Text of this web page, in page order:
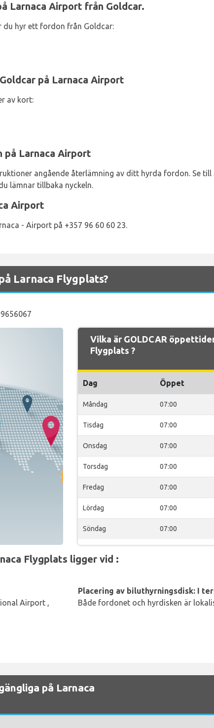
Larnaca Airport från Goldcar.
du hyr ett fordon från Goldcar:
på Larnaca Airport
av kort:
Larnaca Airport
angående återlämning av ditt hyrda fordon. Se
lämnar tillbaka nyckeln.
Airport
- Airport på +357 96 60 60 23.
Larnaca Flygplats?
Vilka är GOLDCAR
Flygplats ?
Dag Öppet
Måndag 07:00
Tisdag 07:00
Onsdag 07:00
Torsdag 07:00
Fredag 07:00
Lördag 07:00
Söndag 07:00
Flygplats ligger vid :
Airport ,
Placering av biluthyrningsdisk: I
Både fordonet och hyrdisken är
på Larnaca